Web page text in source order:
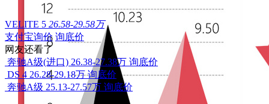
VELITE 5 26.58-29.58万
支付宝询价 询底价
网友还看了
奔驰A级(进口) 26.38-27.38万 询底价
DS 4 26.28-29.18万 询底价
奔驰A级 25.13-27.57万 询底价